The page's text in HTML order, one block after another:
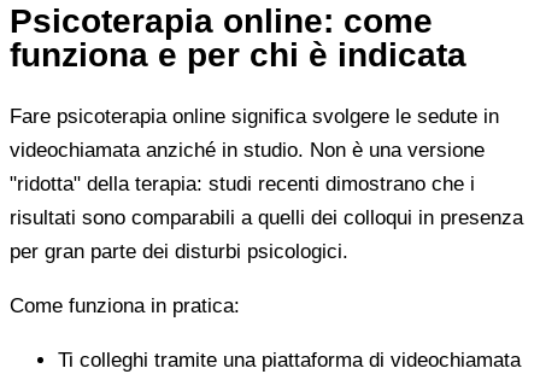
Psicoterapia online: come
funziona e per chi è indicata
Fare psicoterapia online significa svolgere le sedute in
videochiamata anziché in studio. Non è una versione
"ridotta" della terapia: studi recenti dimostrano che i
risultati sono comparabili a quelli dei colloqui in presenza
per gran parte dei disturbi psicologici.
Come funziona in pratica:
Ti colleghi tramite una piattaforma di videochiamata